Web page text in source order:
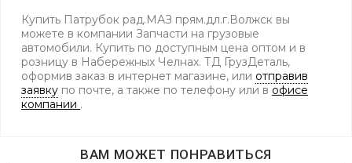
Купить Патрубок рад.МАЗ прям.дл.г.Волжск вы
можете в компании Запчасти на грузовые
автомобили. Купить по доступным цена оптом и в
розницу в Набережных Челнах. ТД ГрузДеталь,
оформив заказ в интернет магазине, или отправив
заявку по почте, а также по телефону или в офисе
компании .
ВАМ МОЖЕТ ПОНРАВИТЬСЯ